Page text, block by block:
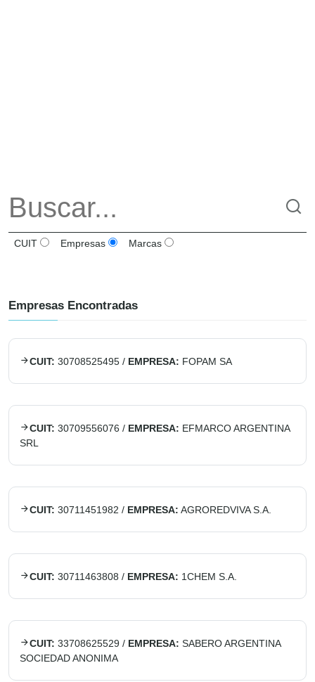
CUIT Empresas Marcas
Empresas Encontradas
CUIT: 30708525495 / EMPRESA: FOPAM SA
CUIT: 30709556076 / EMPRESA: EFMARCO ARGENTINA
SRL
CUIT: 30711451982 / EMPRESA: AGROREDVIVA S.A.
CUIT: 30711463808 / EMPRESA: 1CHEM S.A.
CUIT: 33708625529 / EMPRESA: SABERO ARGENTINA
SOCIEDAD ANONIMA